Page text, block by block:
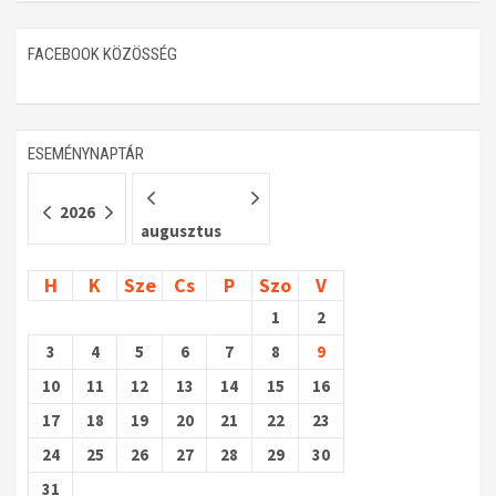
Műhelymunkák
FACEBOOK KÖZÖSSÉG
ESEMÉNYNAPTÁR
2026
augusztus
H K Sze Cs P Szo V
1
2
3
4 5 6 7 8
9
10
11 12 13 14 15
16
17
18 19 20 21 22
23
24
25 26 27 28 29
30
31